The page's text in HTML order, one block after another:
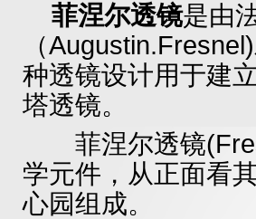
菲涅尔透镜是由
（
种透镜设计用于建
塔透镜。
菲涅尔透镜
学元件，从正面看
心园组成。